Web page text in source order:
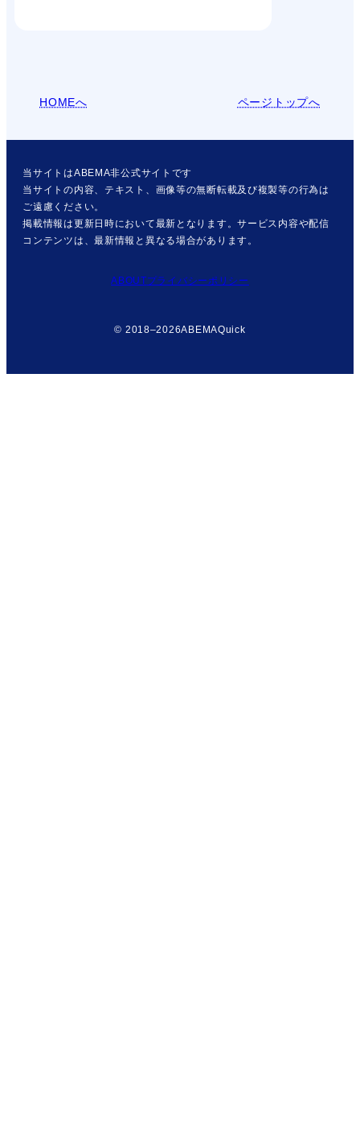
HOMEへ ページトップへ
当サイトはABEMA非公式サイトです
当サイトの内容、テキスト、画像等の無断転載及び複製等の行為は
ご遠慮ください。
掲載情報は更新日時において最新となります。サービス内容や配信
コンテンツは、最新情報と異なる場合があります。
ABOUTプライバシーポリシー
© 2018–2026ABEMAQuick